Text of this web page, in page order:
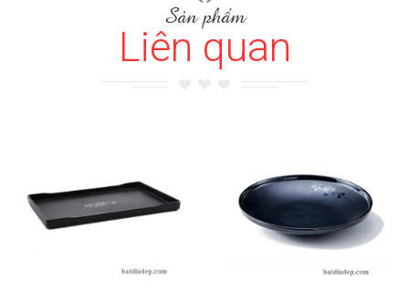
Sản phẩm
Liên quan